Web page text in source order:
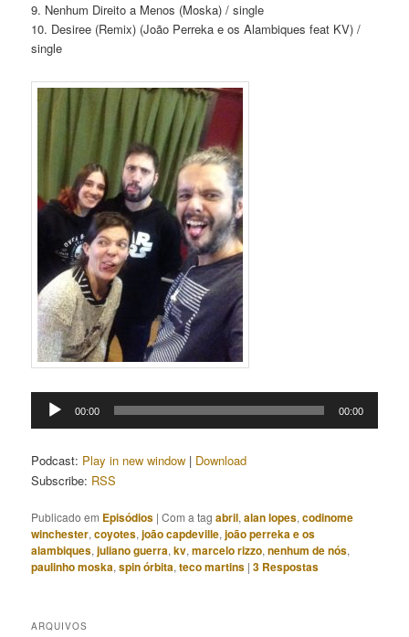
9. Nenhum Direito a Menos (Moska) / single
10. Desiree (Remix) (João Perreka e os Alambiques feat KV) /
single
Tocador
00:00 00:00
Podcast: Play in new window | Download
Subscribe: RSS
Publicado em Episódios |Com a tagabril,alan lopes,codinome
winchester,coyotes,joão capdeville,joão perreka e os
alambiques,juliano guerra,kv,marcelo rizzo,nenhum de nós,
paulinho moska,spin órbita,teco martins |3 Respostas
ARQUIVOS